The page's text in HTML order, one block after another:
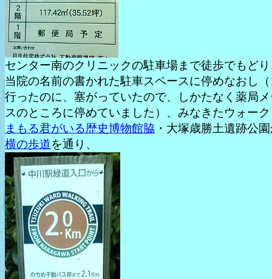
センター南のクリニックの駐車場まで徒歩でもど
当院の名前の書かれた駐車スペースに停めなおし
行ったのに、塞がっていたので、しかたなく薬局
スのところに停めていました）、みなきたウォー
まもる君がいる歴史博物館脇 ・大塚歳勝土遺跡公
横の歩道を通り、